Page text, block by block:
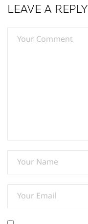
LEAVE A REPLY